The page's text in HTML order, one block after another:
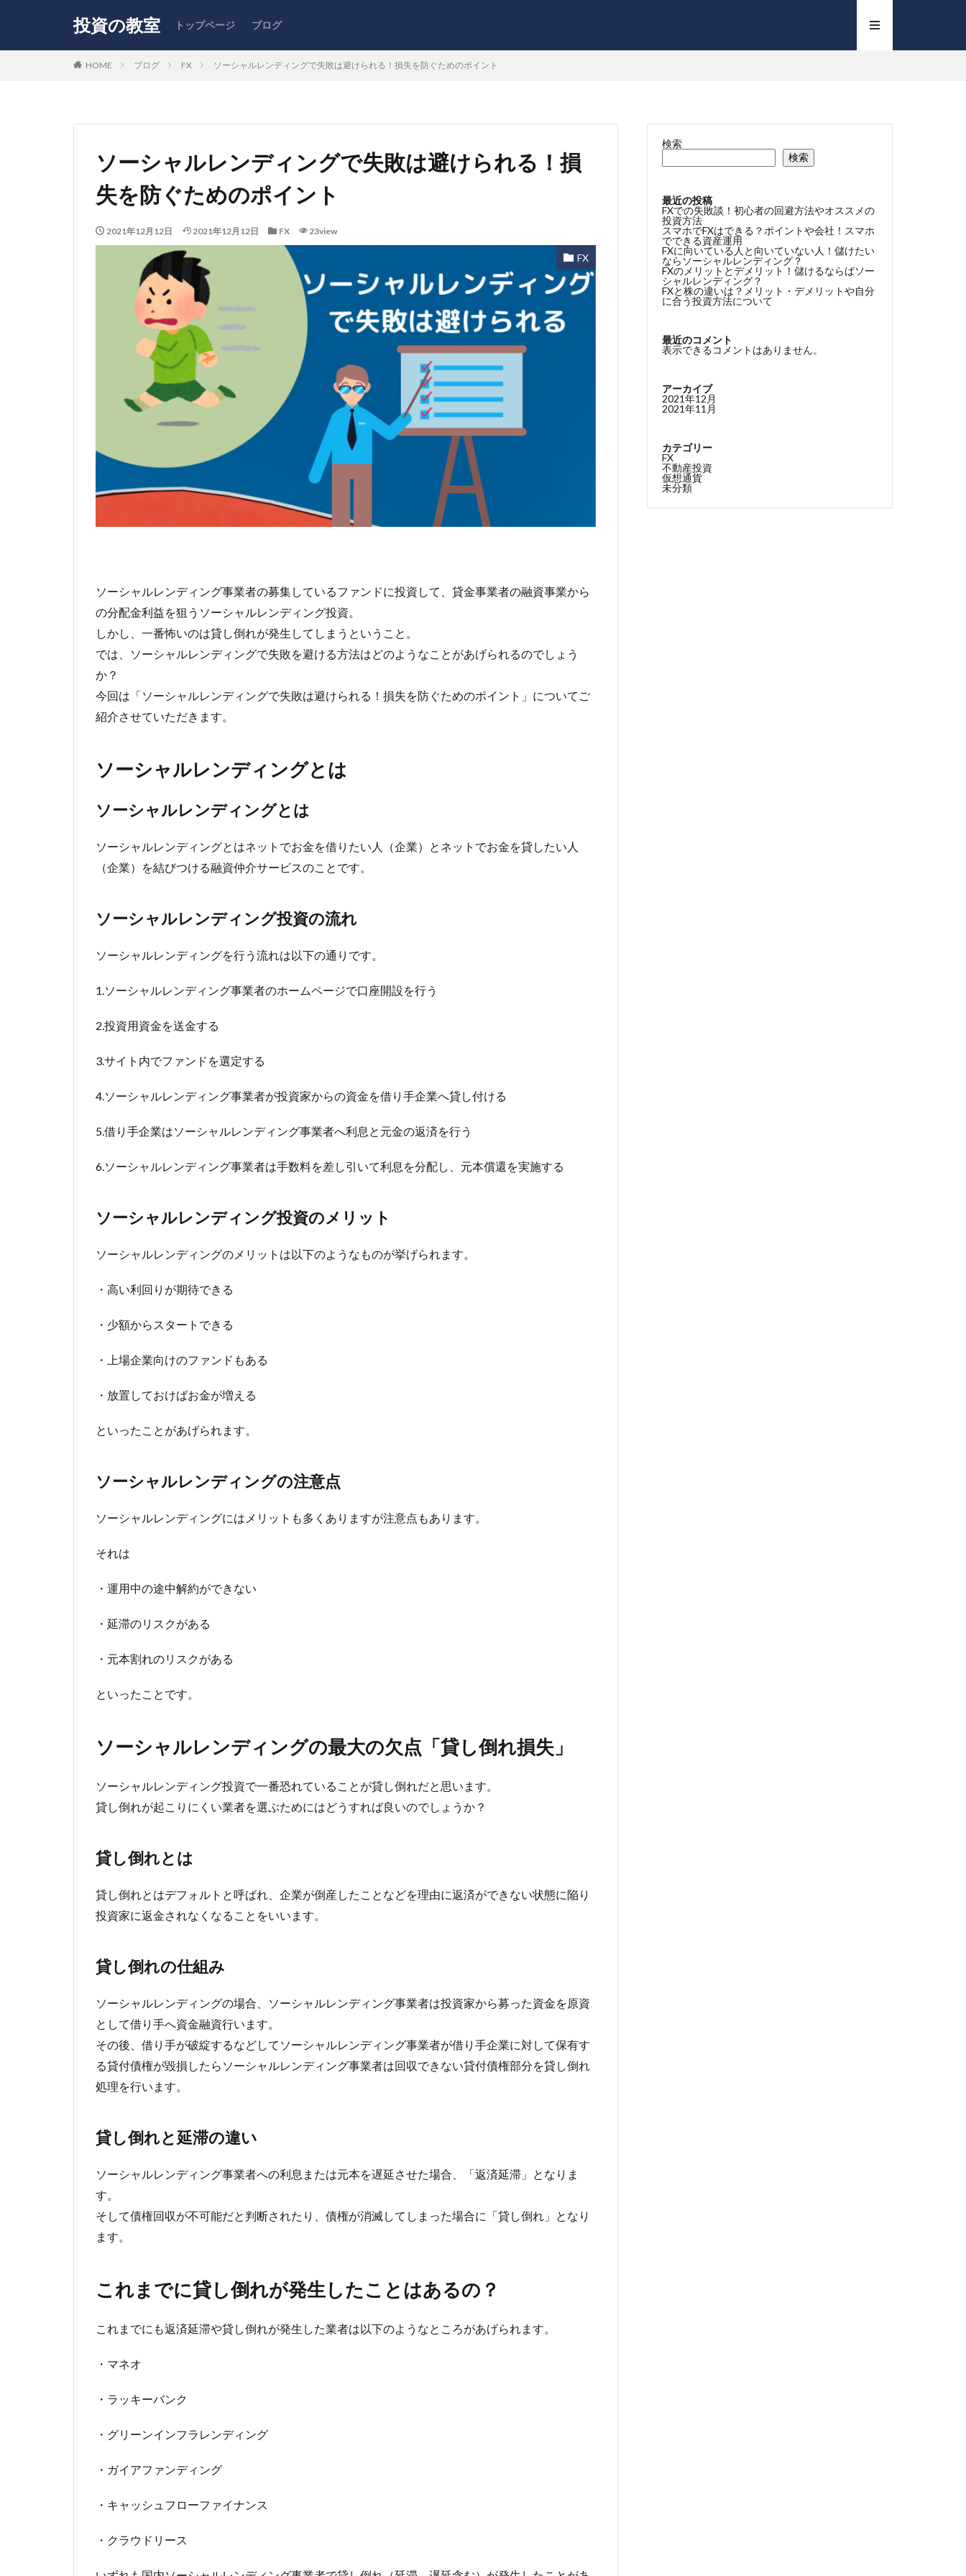
投資の教室 トップページ ブログ
HOME ブログ FX ソーシャルレンディングで失敗は避けられる！損失を防ぐためのポイント
ソーシャルレンディングで失敗は避けられる！損
失を防ぐためのポイント
2021年12月12日 2021年12月12日 FX 23view
FX
ソーシャルレンディング事業者の募集しているファンドに投資して、貸金事業者の融資事業から
の分配金利益を狙うソーシャルレンディング投資。
しかし、一番怖いのは貸し倒れが発生してしまうということ。
では、ソーシャルレンディングで失敗を避ける方法はどのようなことがあげられるのでしょう
か？
今回は「ソーシャルレンディングで失敗は避けられる！損失を防ぐためのポイント」についてご
紹介させていただきます。
ソーシャルレンディングとは
ソーシャルレンディングとは
ソーシャルレンディングとはネットでお金を借りたい人（企業）とネットでお金を貸したい人
（企業）を結びつける融資仲介サービスのことです。
ソーシャルレンディング投資の流れ
ソーシャルレンディングを行う流れは以下の通りです。
1.ソーシャルレンディング事業者のホームページで口座開設を行う
2.投資用資金を送金する
3.サイト内でファンドを選定する
4.ソーシャルレンディング事業者が投資家からの資金を借り手企業へ貸し付ける
5.借り手企業はソーシャルレンディング事業者へ利息と元金の返済を行う
6.ソーシャルレンディング事業者は手数料を差し引いて利息を分配し、元本償還を実施する
ソーシャルレンディング投資のメリット
ソーシャルレンディングのメリットは以下のようなものが挙げられます。
・高い利回りが期待できる
・少額からスタートできる
・上場企業向けのファンドもある
・放置しておけばお金が増える
といったことがあげられます。
ソーシャルレンディングの注意点
ソーシャルレンディングにはメリットも多くありますが注意点もあります。
それは
・運用中の途中解約ができない
・延滞のリスクがある
・元本割れのリスクがある
といったことです。
ソーシャルレンディングの最大の欠点「貸し倒れ損失」
ソーシャルレンディング投資で一番恐れていることが貸し倒れだと思います。
貸し倒れが起こりにくい業者を選ぶためにはどうすれば良いのでしょうか？
貸し倒れとは
貸し倒れとはデフォルトと呼ばれ、企業が倒産したことなどを理由に返済ができない状態に陥り
投資家に返金されなくなることをいいます。
貸し倒れの仕組み
ソーシャルレンディングの場合、ソーシャルレンディング事業者は投資家から募った資金を原資
として借り手へ資金融資行います。
その後、借り手が破綻するなどしてソーシャルレンディング事業者が借り手企業に対して保有す
る貸付債権が毀損したらソーシャルレンディング事業者は回収できない貸付債権部分を貸し倒れ
処理を行います。
貸し倒れと延滞の違い
ソーシャルレンディング事業者への利息または元本を遅延させた場合、「返済延滞」となりま
す。
そして債権回収が不可能だと判断されたり、債権が消滅してしまった場合に「貸し倒れ」となり
ます。
これまでに貸し倒れが発生したことはあるの？
これまでにも返済延滞や貸し倒れが発生した業者は以下のようなところがあげられます。
・マネオ
・ラッキーバンク
・グリーンインフラレンディング
・ガイアファンディング
・キャッシュフローファイナンス
・クラウドリース
検索
検索
最近の投稿
FXでの失敗談！初心者の回避方法やオススメの
投資方法
スマホでFXはできる？ポイントや会社！スマホ
でできる資産運用
FXに向いている人と向いていない人！儲けたい
ならソーシャルレンディング？
FXのメリットとデメリット！儲けるならばソー
シャルレンディング？
FXと株の違いは？メリット・デメリットや自分
に合う投資方法について
最近のコメント
表示できるコメントはありません。
アーカイブ
2021年12月
2021年11月
カテゴリー
FX
不動産投資
仮想通貨
未分類